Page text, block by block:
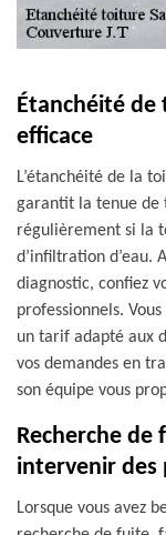
Étanchéité
efficace
L’étanchéité de la
garantit la tenue de
régulièrement si la
d’infiltration d’eau.
diagnostic, confiez
professionnels.
un tarif adapté aux
vos demandes en
son équipe vous
Recherche
intervenir des
Lorsque vous avez